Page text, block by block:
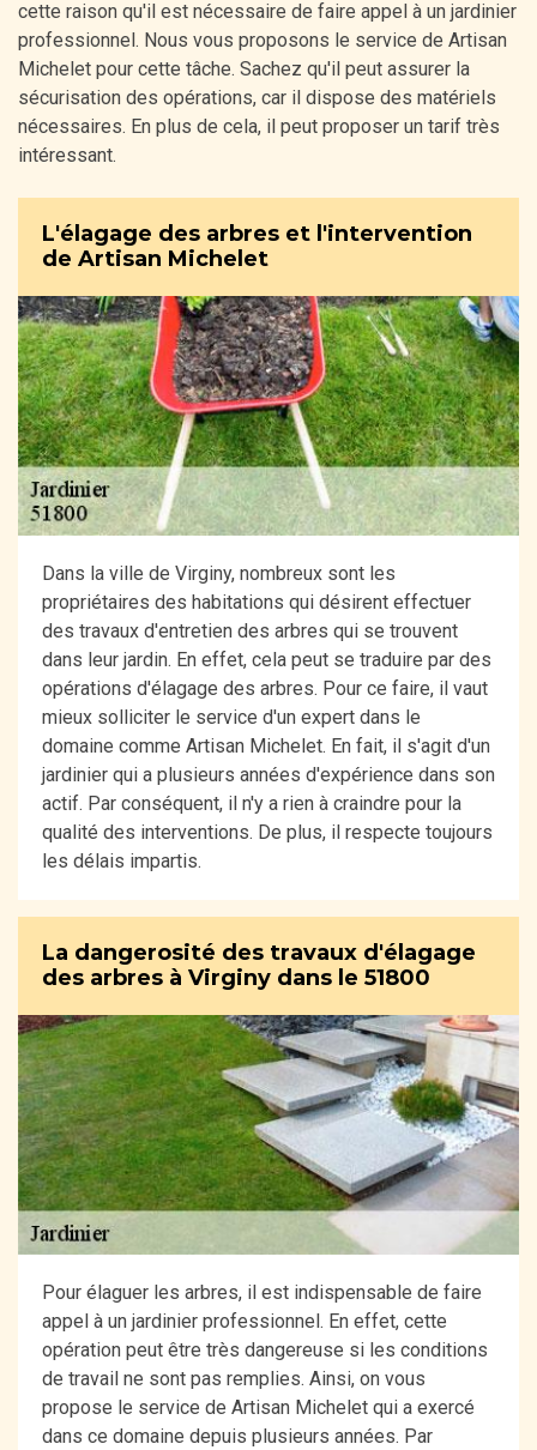
cette raison qu'il est nécessaire de faire appel à un jardinier
professionnel. Nous vous proposons le service de Artisan
Michelet pour cette tâche. Sachez qu'il peut assurer la
sécurisation des opérations, car il dispose des matériels
nécessaires. En plus de cela, il peut proposer un tarif très
intéressant.
L'élagage des arbres et l'intervention
de Artisan Michelet
Dans la ville de Virginy, nombreux sont les
propriétaires des habitations qui désirent effectuer
des travaux d'entretien des arbres qui se trouvent
dans leur jardin. En effet, cela peut se traduire par des
opérations d'élagage des arbres. Pour ce faire, il vaut
mieux solliciter le service d'un expert dans le
domaine comme Artisan Michelet. En fait, il s'agit d'un
jardinier qui a plusieurs années d'expérience dans son
actif. Par conséquent, il n'y a rien à craindre pour la
qualité des interventions. De plus, il respecte toujours
les délais impartis.
La dangerosité des travaux d'élagage
des arbres à Virginy dans le 51800
Pour élaguer les arbres, il est indispensable de faire
appel à un jardinier professionnel. En effet, cette
opération peut être très dangereuse si les conditions
de travail ne sont pas remplies. Ainsi, on vous
propose le service de Artisan Michelet qui a exercé
dans ce domaine depuis plusieurs années. Par